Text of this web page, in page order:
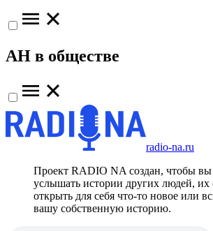
АН в обществе
radio-na.ru
Проект RADIO NA создан, чтобы вы
услышать истории других людей, их
открыть для себя что-то новое или
вашу собственную историю.